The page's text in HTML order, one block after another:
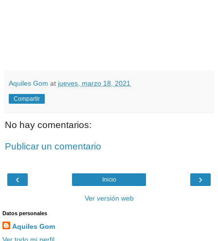
Aquiles Gom at jueves, marzo 18, 2021
Compartir
No hay comentarios:
Publicar un comentario
‹ ›
Inicio
Ver versión web
Datos personales
Aquiles Gom